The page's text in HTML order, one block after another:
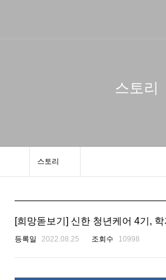
스토리
스토리
[희망돋보기] 신한 청년케어 4기,
등록일 2022.08.25 조회수 10998